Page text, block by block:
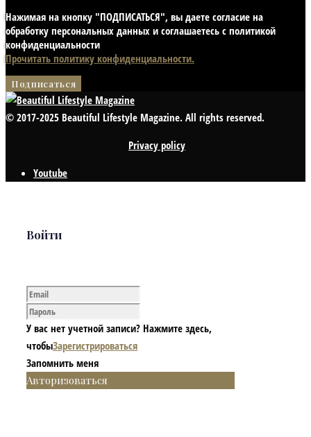
Нажимая на кнопку "ПОДПИСАТЬСЯ", вы даете согласие на
обработку персональных данных и соглашаетесь с политикой
конфиденциальности
Прочитать политику конфиденциальности.
© 2017-2025 Beautiful Lifestyle Magazine. All rights reserved.
Privacy policy
Youtube
Войти
У вас нет учетной записи? Нажмите здесь,
чтобыЗарегистрироваться
Запомнить меня
Авторизоваться